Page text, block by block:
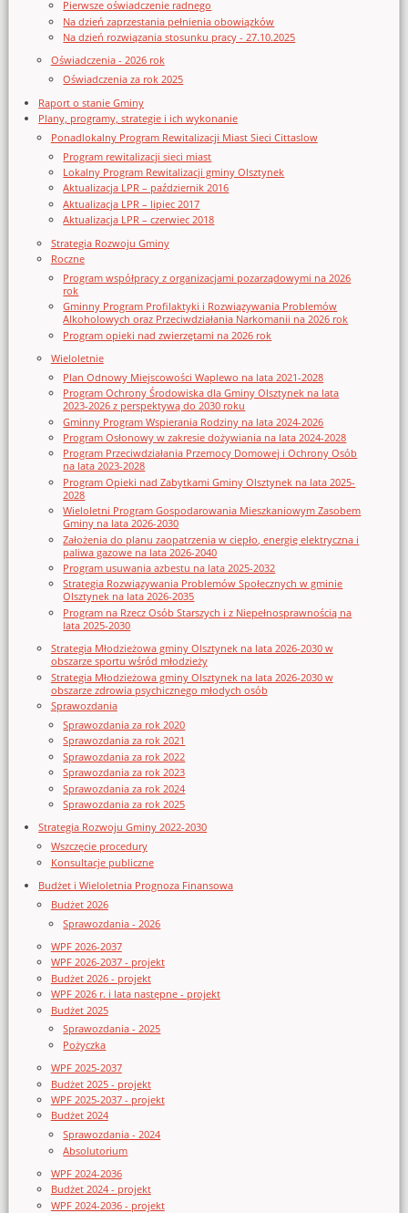
Pierwsze oświadczenie radnego
Na dzień zaprzestania pełnienia obowiązków
Na dzień rozwiązania stosunku pracy - 27.10.2025
Oświadczenia - 2026 rok
Oświadczenia za rok 2025
Raport o stanie Gminy
Plany, programy, strategie i ich wykonanie
Ponadlokalny Program Rewitalizacji Miast Sieci Cittaslow
Program rewitalizacji sieci miast
Lokalny Program Rewitalizacji gminy Olsztynek
Aktualizacja LPR – październik 2016
Aktualizacja LPR – lipiec 2017
Aktualizacja LPR – czerwiec 2018
Strategia Rozwoju Gminy
Roczne
Program współpracy z organizacjami pozarządowymi na 2026
rok
Gminny Program Profilaktyki i Rozwiązywania Problemów
Alkoholowych oraz Przeciwdziałania Narkomanii na 2026 rok
Program opieki nad zwierzętami na 2026 rok
Wieloletnie
Plan Odnowy Miejscowości Waplewo na lata 2021-2028
Program Ochrony Środowiska dla Gminy Olsztynek na lata
2023-2026 z perspektywą do 2030 roku
Gminny Program Wspierania Rodziny na lata 2024-2026
Program Osłonowy w zakresie dożywiania na lata 2024-2028
Program Przeciwdziałania Przemocy Domowej i Ochrony Osób
na lata 2023-2028
Program Opieki nad Zabytkami Gminy Olsztynek na lata 2025-
2028
Wieloletni Program Gospodarowania Mieszkaniowym Zasobem
Gminy na lata 2026-2030
Założenia do planu zaopatrzenia w ciepło, energię elektryczna i
paliwa gazowe na lata 2026-2040
Program usuwania azbestu na lata 2025-2032
Strategia Rozwiązywania Problemów Społecznych w gminie
Olsztynek na lata 2026-2035
Program na Rzecz Osób Starszych i z Niepełnosprawnością na
lata 2025-2030
Strategia Młodzieżowa gminy Olsztynek na lata 2026-2030 w
obszarze sportu wśród młodzieży
Strategia Młodzieżowa gminy Olsztynek na lata 2026-2030 w
obszarze zdrowia psychicznego młodych osób
Sprawozdania
Sprawozdania za rok 2020
Sprawozdania za rok 2021
Sprawozdania za rok 2022
Sprawozdania za rok 2023
Sprawozdania za rok 2024
Sprawozdania za rok 2025
Strategia Rozwoju Gminy 2022-2030
Wszczęcie procedury
Konsultacje publiczne
Budżet i Wieloletnia Prognoza Finansowa
Budżet 2026
Sprawozdania - 2026
WPF 2026-2037
WPF 2026-2037 - projekt
Budżet 2026 - projekt
WPF 2026 r. i lata następne - projekt
Budżet 2025
Sprawozdania - 2025
Pożyczka
WPF 2025-2037
Budżet 2025 - projekt
WPF 2025-2037 - projekt
Budżet 2024
Sprawozdania - 2024
Absolutorium
WPF 2024-2036
Budżet 2024 - projekt
WPF 2024-2036 - projekt